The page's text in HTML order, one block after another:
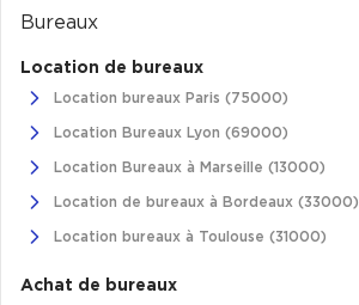
Bureaux
Location de bureaux
Location bureaux Paris (75000)
Location Bureaux Lyon (69000)
Location Bureaux à Marseille (13000)
Location de bureaux à Bordeaux (33000)
Location bureaux à Toulouse (31000)
Achat de bureaux